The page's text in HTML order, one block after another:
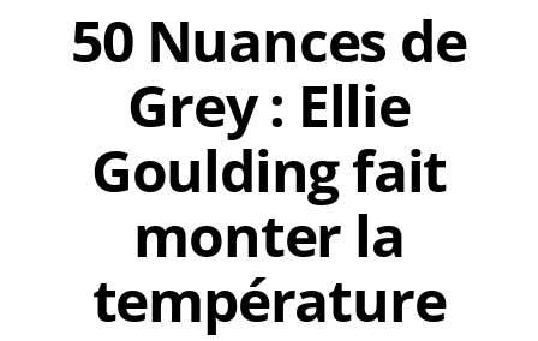
50 Nuances de
Grey : Ellie
Goulding fait
monter la
température